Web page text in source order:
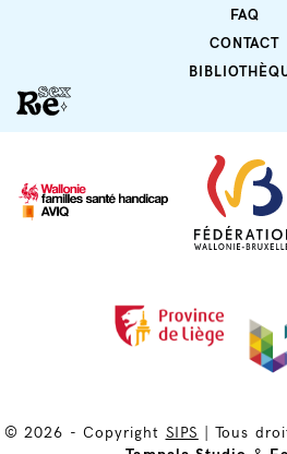
FAQ
CONTACT
© 2026 - Copyright SIPS |Tous